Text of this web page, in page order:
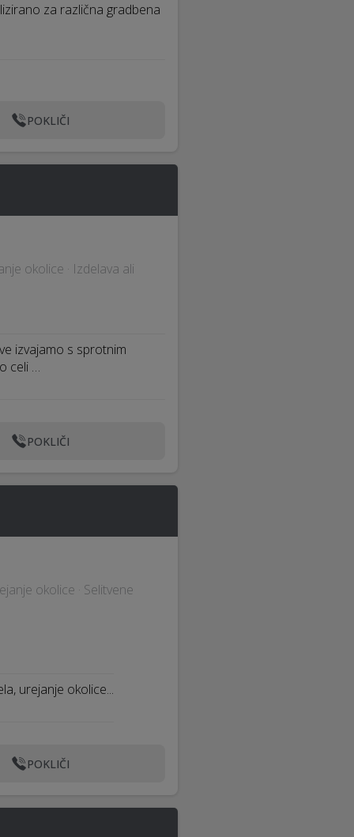
za različna gradbena
POKLIČI
okolice · Izdelava ali
izvajamo s sprotnim
celi …
POKLIČI
okolice · Selitvene
urejanje okolice...
POKLIČI